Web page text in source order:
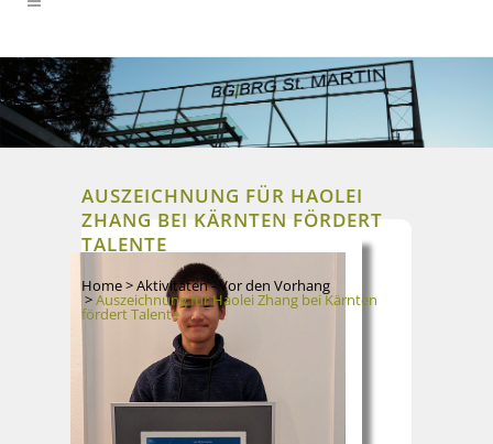
AUSZEICHNUNG FÜR HAOLEI
ZHANG BEI KÄRNTEN FÖRDERT
TALENTE
Home>Aktivitäten - Vor den Vorhang
>Auszeichnung für Haolei Zhang bei Kärnten
fördert Talente